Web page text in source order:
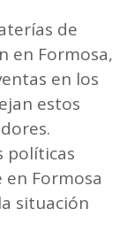
de
en Formosa,
en los
estos
políticas
en Formosa
situación